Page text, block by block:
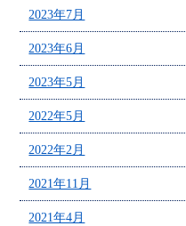
2023年7月
2023年6月
2023年5月
2022年5月
2022年2月
2021年11月
2021年4月